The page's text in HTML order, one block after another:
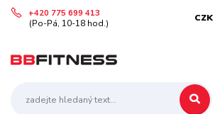
CZK
+420 775 699 413
(Po-Pá, 10-18 hod.)